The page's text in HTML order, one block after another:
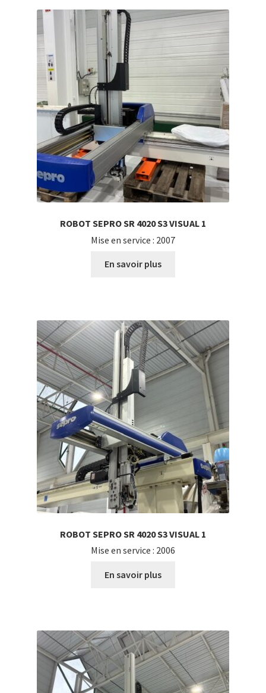
ROBOT SEPRO SR 4020 S3 VISUAL 1
Mise en service : 2007
En savoir plus
ROBOT SEPRO SR 4020 S3 VISUAL 1
Mise en service : 2006
En savoir plus